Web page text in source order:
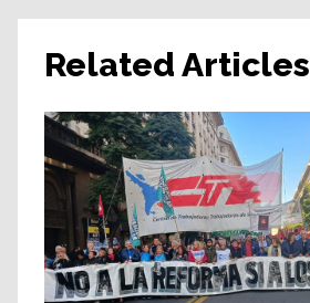
Related Articles